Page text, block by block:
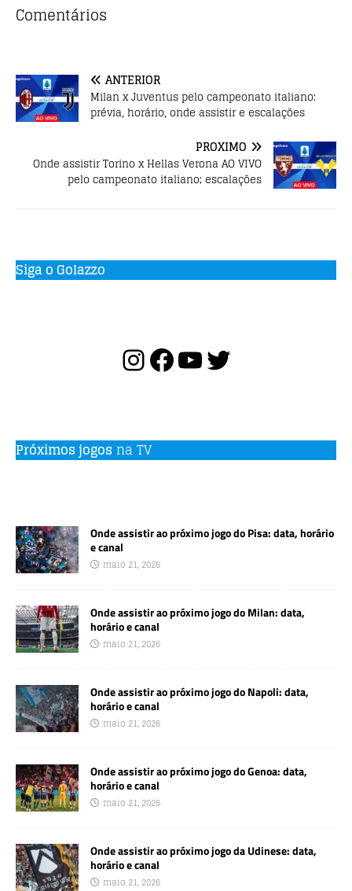
b
o
k
r
p
Comentários
ANTERIOR
Milan x Juventus pelo campeonato italiano:
prévia, horário, onde assistir e escalações
PRÓXIMO
Onde assistir Torino x Hellas Verona AO VIVO
pelo campeonato italiano; escalações
Siga o Golazzo
Próximos jogos na TV
Onde assistir ao próximo jogo do Pisa: data, horário
e canal
maio 21, 2026
Onde assistir ao próximo jogo do Milan: data,
horário e canal
maio 21, 2026
Onde assistir ao próximo jogo do Napoli: data,
horário e canal
maio 21, 2026
Onde assistir ao próximo jogo do Genoa: data,
horário e canal
maio 21, 2026
Onde assistir ao próximo jogo da Udinese: data,
horário e canal
maio 21, 2026